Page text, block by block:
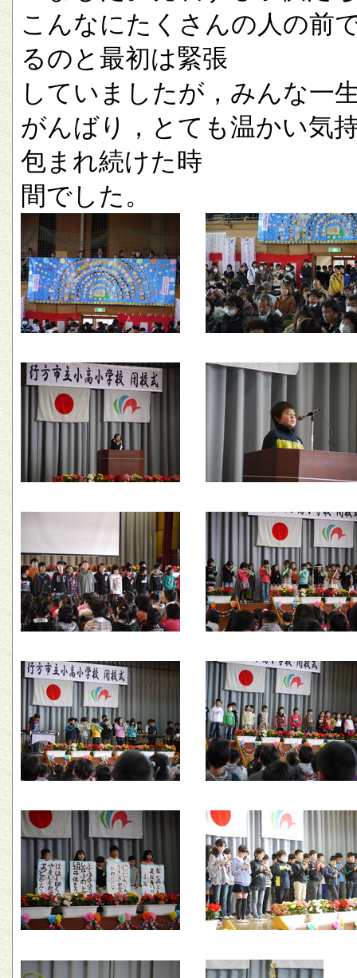
こんなにたくさんの人の前
るのと最初は緊張
していましたが，みんな一
がんばり，とても温かい気
包まれ続けた時
間でした。